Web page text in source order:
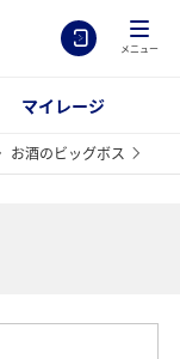
メニュー
マイレージ
お酒のビッグボス